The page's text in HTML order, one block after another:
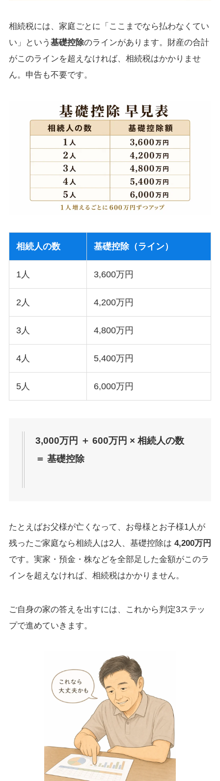
相続税には、家庭ごとに「ここまでなら払わなくてい
い」という 基礎控除のラインがあります。財産の合計
がこのラインを超えなければ、相続税はかかりませ
ん。申告も不要です。
相続人の数 基礎控除（ライン）
1人 3,600万円
2人 4,200万円
3人 4,800万円
4人 5,400万円
5人 6,000万円
3,000万円 ＋ 600万円 × 相続人の数
＝ 基礎控除
たとえばお父様が亡くなって、お母様とお子様1人が
残ったご家庭なら相続人は2人、基礎控除は 4,200万円
です。実家・預金・株などを全部足した金額がこのラ
インを超えなければ、相続税はかかりません。
ご自身の家の答えを出すには、これから判定3ステッ
プで進めていきます。